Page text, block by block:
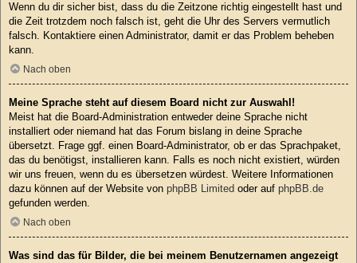
Wenn du dir sicher bist, dass du die Zeitzone richtig eingestellt hast und
die Zeit trotzdem noch falsch ist, geht die Uhr des Servers vermutlich
falsch. Kontaktiere einen Administrator, damit er das Problem beheben
kann.
Nach oben
Meine Sprache steht auf diesem Board nicht zur Auswahl!
Meist hat die Board-Administration entweder deine Sprache nicht
installiert oder niemand hat das Forum bislang in deine Sprache
übersetzt. Frage ggf. einen Board-Administrator, ob er das Sprachpaket,
das du benötigst, installieren kann. Falls es noch nicht existiert, würden
wir uns freuen, wenn du es übersetzen würdest. Weitere Informationen
dazu können auf der Website von phpBB Limited oder auf phpBB.de
gefunden werden.
Nach oben
Was sind das für Bilder, die bei meinem Benutzernamen angezeigt